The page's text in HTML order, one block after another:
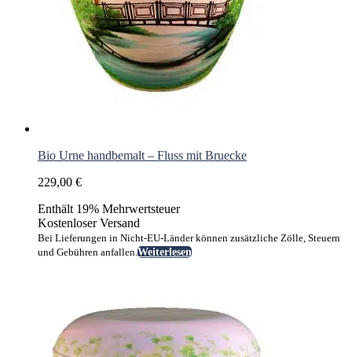
Bio Urne handbemalt – Fluss mit Bruecke
229,00 €
Enthält 19% Mehrwertsteuer
Kostenloser Versand
Bei Lieferungen in Nicht-EU-Länder können zusätzliche Zölle, Steuern
und Gebühren anfallen.Weiterlesen